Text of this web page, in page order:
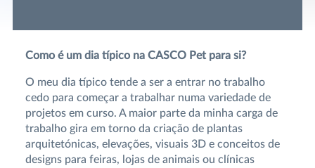
Como é um dia típico na CASCO Pet para si?
O meu dia típico tende a ser a entrar no trabalho
cedo para começar a trabalhar numa variedade de
projetos em curso. A maior parte da minha carga de
trabalho gira em torno da criação de plantas
arquitetónicas, elevações, visuais 3D e conceitos de
designs para feiras, lojas de animais ou clínicas